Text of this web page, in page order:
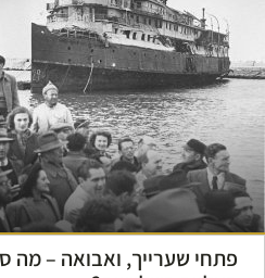
פתחי שערייך, ואבואה – מה